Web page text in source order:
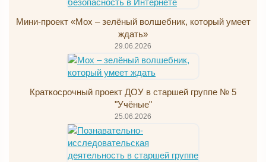
Мини-проект «Мох – зелёный волшебник, который умеет
ждать»
29.06.2026
Краткосрочный проект ДОУ в старшей группе № 5
"Учёные"
25.06.2026